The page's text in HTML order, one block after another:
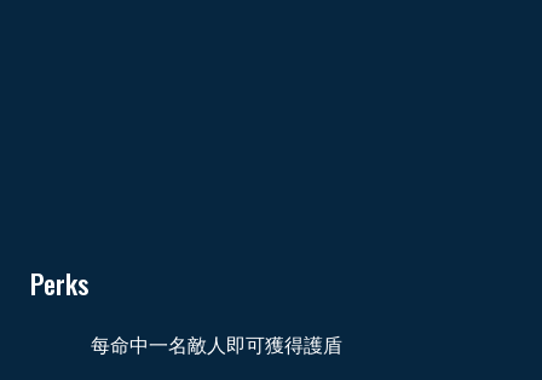
Perks
每命中一名敵人即可獲得護盾